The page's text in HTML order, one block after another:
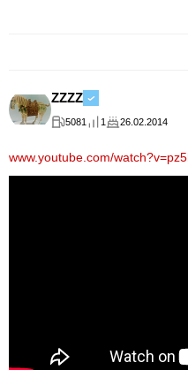
ZZZZ
5081 1 26.02.2014
www.youtube.com/